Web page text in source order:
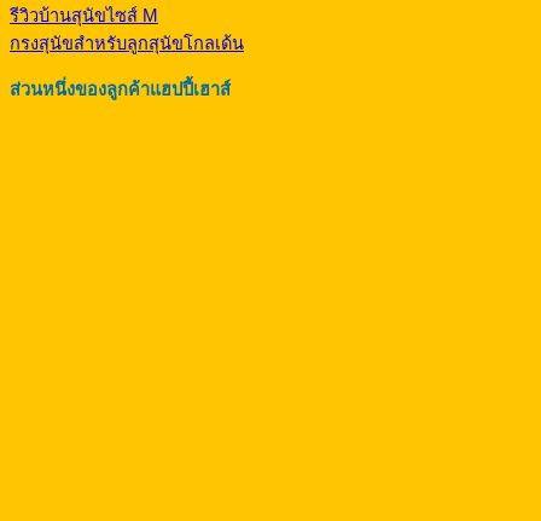
รีวิวบ้านสุนัขไซส์ M
กรงสุนัขสำหรับลูกสุนัขโกลเด้น
ส่วนหนึ่งของลูกค้าแฮปปี้เฮาส์